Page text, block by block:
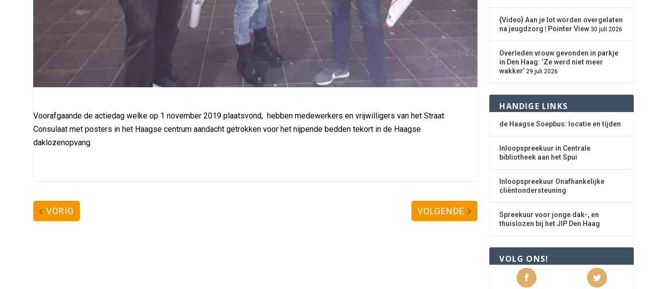
Voorafgaande de actiedag welke op 1 november 2019 plaatsvond, hebben medewerkers en vrijwilligers van het Straat
Consulaat met posters in het Haagse centrum aandacht getrokken voor het nijpende bedden tekort in de Haagse
daklozenopvang.
VORIG VOLGENDE
{Video} Aan je lot worden overgelaten
na jeugdzorg | Pointer View 30 juli 2026
Overleden vrouw gevonden in parkje
in Den Haag: ‘Ze werd niet meer
wakker’ 29 juli 2026
HANDIGE LINKS
de Haagse Soepbus: locatie en tijden
Inloopspreekuur in Centrale
bibliotheek aan het Spui
Inloopspreekuur Onafhankelijke
cliëntondersteuning
Spreekuur voor jonge dak-, en
thuislozen bij het JIP Den Haag
VOLG ONS!